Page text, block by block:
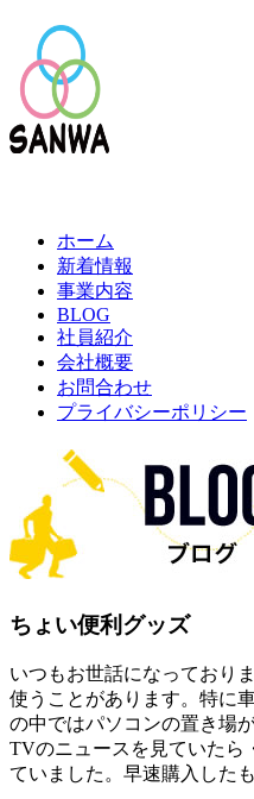
ホーム
新着情報
事業内容
BLOG
社員紹介
会社概要
お問合わせ
プライバシーポリシー
ちょい便利グッズ
いつもお世話になっており
使うことがあります。特に
の中ではパソコンの置き場
TVのニュースを見ていたら
ていました。早速購入した